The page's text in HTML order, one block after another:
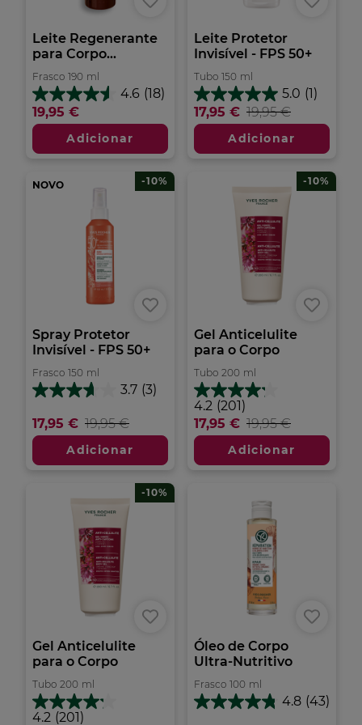
Leite Regenerante
para Corpo...
Frasco 190 ml
4.6 (18)
4.6
em
5
estrelas.
18
19,95 €
Adicionar
Leite Protetor
Invisível - FPS 50+
Tubo 150 ml
5.0 (1)
5.0
em
5
estrelas.
1
17,95 € 19,95 €
Adicionar
NOVO
Spray Protetor
Invisível - FPS 50+
Frasco 150 ml
3.7 (3)
3.7
5
estrelas.
análises
17,95 € 19,95 €
-10%
Adicionar
Gel Anticelulite
para o Corpo
Tubo 200 ml
4.2 (201)
4.2
em
5
estrelas.
201
17,95 € 19,95 €
-10%
Adicionar
Gel Anticelulite
para o Corpo
Tubo 200 ml
4.2 (201)
4.2
-10%
Óleo de Corpo
Ultra-Nutritivo
Frasco 100 ml
4.8 (43)
4.8